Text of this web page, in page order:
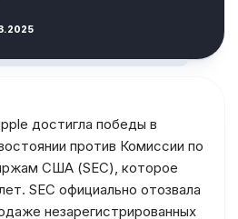
достигла победы в
против Комиссии по
США (SEC), которое
SEC официально отозвала
незарегистрированных